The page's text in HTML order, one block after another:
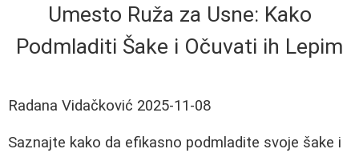
Umesto Ruža za Usne: Kako
Podmladiti Šake i Očuvati ih Lepim
Radana Vidačković 2025-11-08
Saznajte kako da efikasno podmladite svoje šake i